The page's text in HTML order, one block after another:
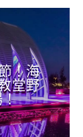
！海
堂野